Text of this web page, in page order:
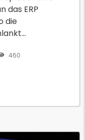
460
das ERP
die